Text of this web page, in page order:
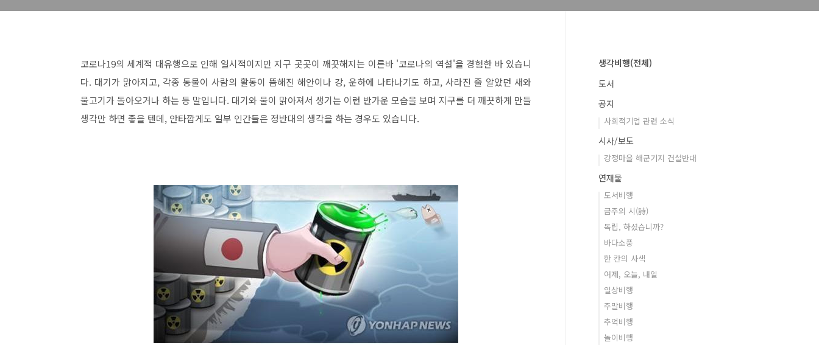
코로나19의 세계적 대유행으로 인해 일시적이지만 지구 곳곳이 깨끗해지는 이른바 '코로나의 역설'을 경험한 바 있습니
다. 대기가 맑아지고, 각종 동물이 사람의 활동이 뜸해진 해안이나 강, 운하에 나타나기도 하고, 사라진 줄 알았던 새와
물고기가 돌아오거나 하는 등 말입니다. 대기와 물이 맑아져서 생기는 이런 반가운 모습을 보며 지구를 더 깨끗하게 만들
생각만 하면 좋을 텐데, 안타깝게도 일부 인간들은 정반대의 생각을 하는 경우도 있습니다.
생각비행(전체)
도서
공지
사회적기업 관련 소식
시사/보도
강정마을 해군기지 건설반대
연재물
도서비행
금주의 시(詩)
독립, 하셨습니까?
바다소풍
한 칸의 사색
어제, 오늘, 내일
일상비행
주말비행
추억비행
놀이비행